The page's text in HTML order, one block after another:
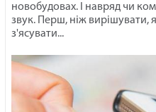
новобудовах. І навряд чи
звук. Перш, ніж вирішувати,
з'ясувати...